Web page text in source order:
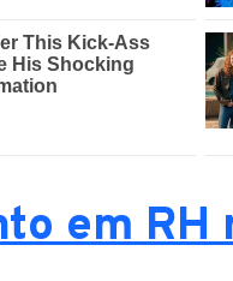
em RH